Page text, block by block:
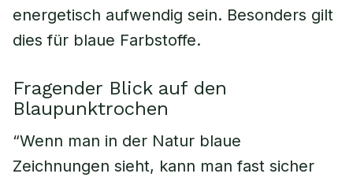
energetisch aufwendig sein. Besonders gilt
dies für blaue Farbstoffe.
Fragender Blick auf den
Blaupunktrochen
“Wenn man in der Natur blaue
Zeichnungen sieht, kann man fast sicher